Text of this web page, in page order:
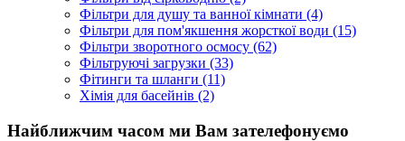
Фільтри для душу та ванної кімнати (4)
Фільтри для пом'якшення жорсткої води (15)
Фільтри зворотного осмосу (62)
Фільтруючі загрузки (33)
Фітинги та шланги (11)
Хімія для басейнів (2)
Найближчим часом ми Вам зателефонуємо